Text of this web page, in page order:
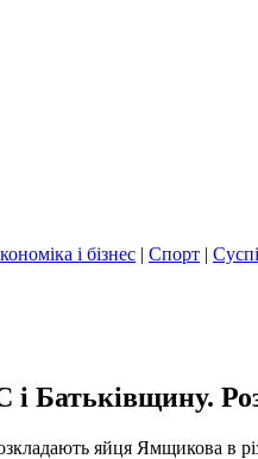
і бізнес | Спорт |
Батьківщину.
яйця Ямщикова в